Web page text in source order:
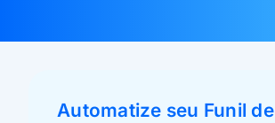
Automatize seu Funil de